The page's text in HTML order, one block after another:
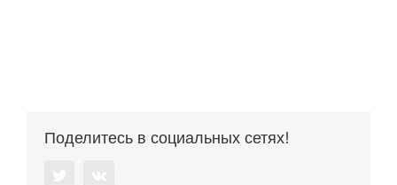
Поделитесь в социальных сетях!